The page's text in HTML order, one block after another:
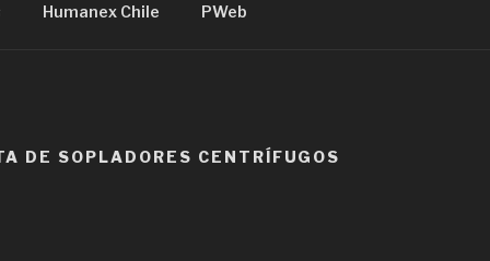
Humanex Chile PWeb
DE SOPLADORES CENTRÍFUGOS